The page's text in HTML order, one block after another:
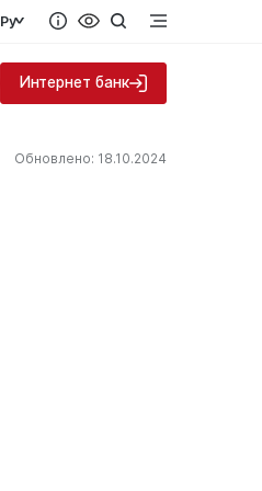
Ру
Интернет банк
Обновлено: 18.10.2024